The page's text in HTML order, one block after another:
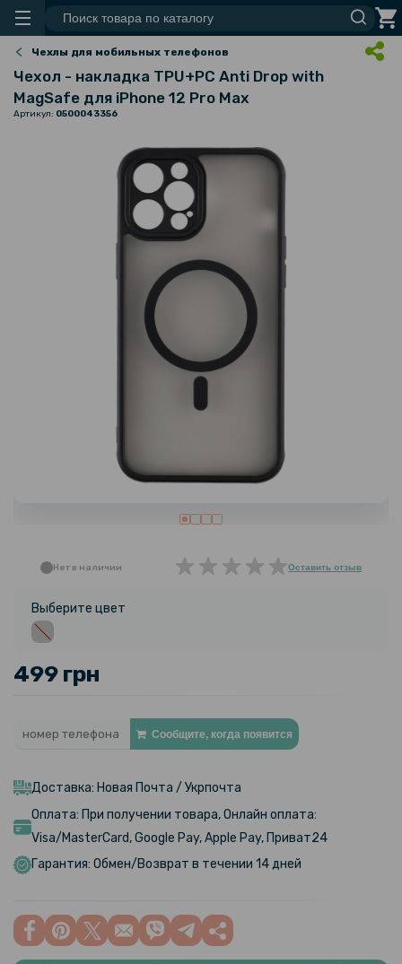
Чехлы для мобильных телефонов
Чехол - накладка TPU+PC Anti Drop with
MagSafe для iPhone 12 Pro Max
Артикул: 0500043356
Нет в наличии Оставить отзыв
Выберите цвет
499 грн
Сообщите, когда появится
Доставка: Новая Почта / Укрпочта
Оплата: При получении товара, Онлайн оплата:
Visa/MasterCard, Google Pay, Apple Pay, Приват24
Гарантия: Обмен/Возврат в течении 14 дней